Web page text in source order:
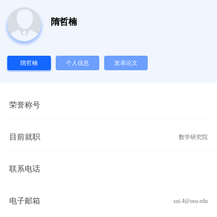
隋哲楠
隋哲楠 个人信息 发表论文
荣誉称号
目前就职 数学研究院
联系电话
电子邮箱 sui.4@osu.edu